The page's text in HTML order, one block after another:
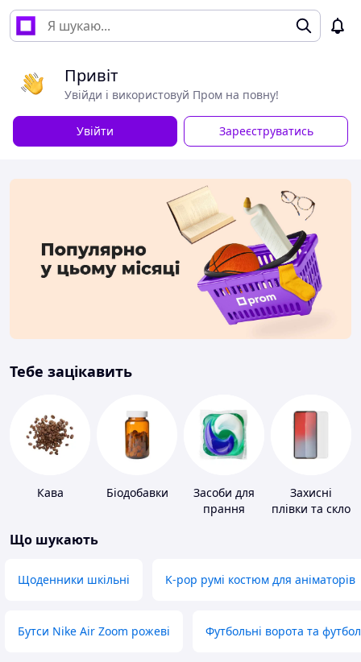
Привіт
Увійди і використовуй Пром на повну!
Увійти Зареєструватись
Тебе зацікавить
Кава Біодобавки
Засоби для
прання
Захисні
плівки та скло
Що шукають
Щоденники шкільні K-pop румі костюм для аніматорів
Бутси Nike Air Zoom рожеві Футбольні ворота та